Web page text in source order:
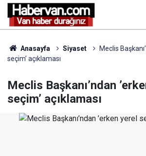
Anasayfa Siyaset
Meclis
seçim’ açıklaması
Meclis Başkanı’ndan
seçim’ açıklaması